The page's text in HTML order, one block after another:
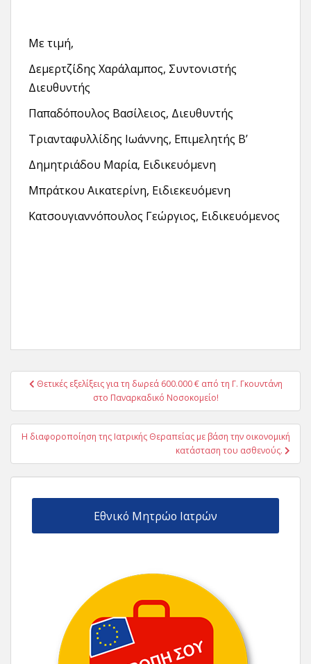
Με τιμή,
Δεμερτζίδης Χαράλαμπος, Συντονιστής
Διευθυντής
Παπαδόπουλος Βασίλειος, Διευθυντής
Τριανταφυλλίδης Ιωάννης, Επιμελητής Β’
Δημητριάδου Μαρία, Ειδικευόμενη
Μπράτκου Αικατερίνη, Ειδιεκευόμενη
Κατσουγιαννόπουλος Γεώργιος, Ειδικευόμενος
Πλοήγηση
Θετικές εξελίξεις για τη δωρεά 600.000 € από τη Γ. Γκουντάνη
στο Παναρκαδικό Νοσοκομείο!
Η διαφοροποίηση της Ιατρικής Θεραπείας με βάση την οικονομική
κατάσταση του ασθενούς.
Εθνικό Μητρώο Ιατρών